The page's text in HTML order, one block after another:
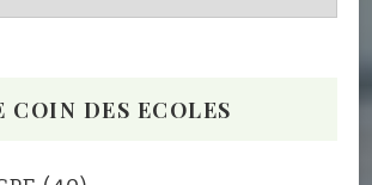
COIN DES ECOLES